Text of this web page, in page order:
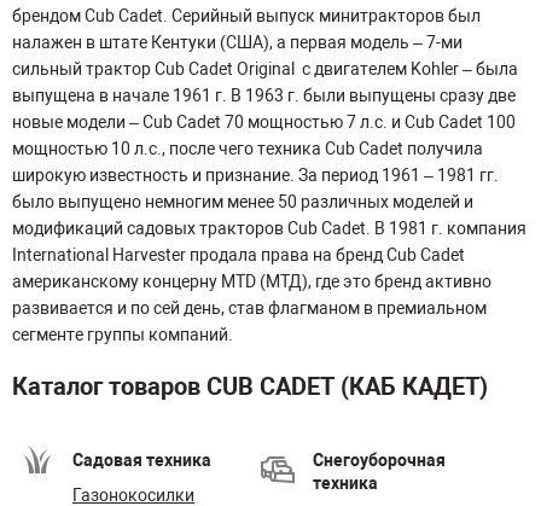
брендом Cub Cadet. Серийный выпуск минитракторов был
налажен в штате Кентуки (США), а первая модель – 7-ми
сильный трактор Cub Cadet Original с двигателем Kohler – была
выпущена в начале 1961 г. В 1963 г. были выпущены сразу две
новые модели – Cub Cadet 70 мощностью 7 л.с. и Cub Cadet 100
мощностью 10 л.с., после чего техника Cub Cadet получила
широкую известность и признание. За период 1961 – 1981 гг.
было выпущено немногим менее 50 различных моделей и
модификаций садовых тракторов Cub Cadet. В 1981 г. компания
International Harvester продала права на бренд Cub Cadet
американскому концерну MTD (МТД), где это бренд активно
развивается и по сей день, став флагманом в премиальном
сегменте группы компаний.
Каталог товаров CUB CADET (КАБ КАДЕТ)
Садовая техника
Газонокосилки
Снегоуборочная
техника